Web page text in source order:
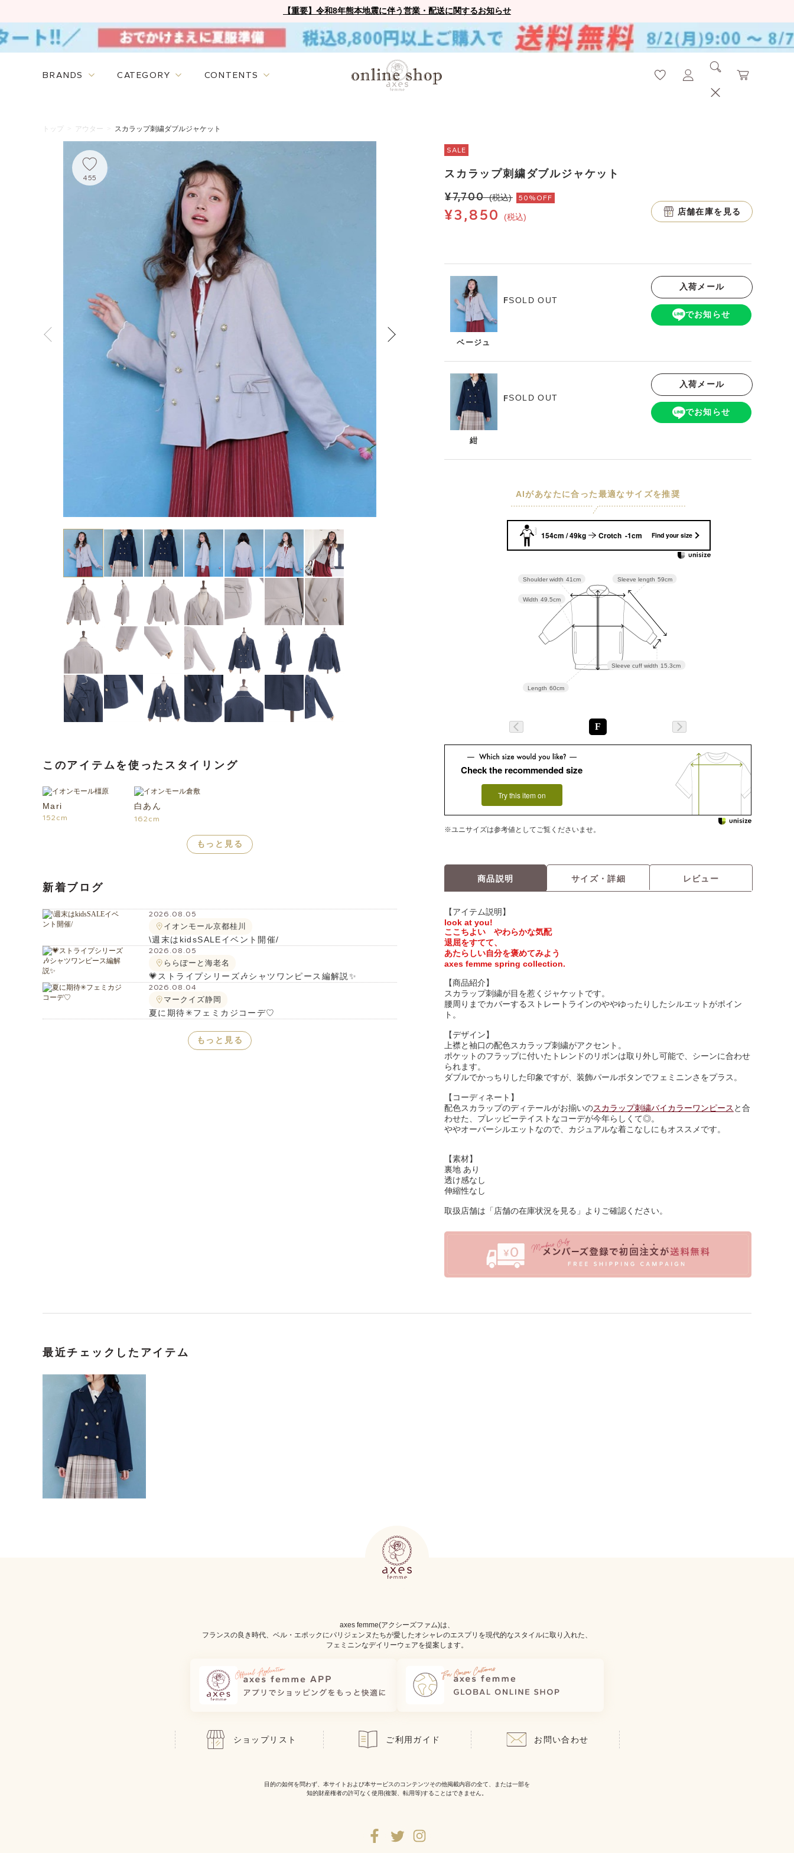
【重要】令和8年熊本地震に伴う営業・配送に関するお知らせ
BRANDS CATEGORY CONTENTS
トップ > アウター > スカラップ刺繍ダブルジャケット
455
このアイテムを使ったスタイリング
Mari
152cm
白あん
162cm
もっと見る
新着ブログ
2026.08.05
イオンモール京都桂川
\週末はkidsSALEイベント開催/
2026.08.05
ららぽーと海老名
💗ストライプシリーズ🎶シャツワンピース編解説✨
2026.08.04
マークイズ静岡
夏に期待✳︎フェミカジコーデ♡
もっと見る
SALE
スカラップ刺繍ダブルジャケット
¥7,700 (税込) 50%OFF
¥3,850 (税込)
店舗在庫を見る
ベージュ
FSOLD OUT
入荷メール
でお知らせ
紺
FSOLD OUT
入荷メール
でお知らせ
AIがあなたに合った最適なサイズを推奨
154cm / 49kg Crotch -1cm Find your size
Sleeve cuff width 15.3cm
Sleeve length 59cm
Length 60cm
Width 49.5cm
Shoulder width 41cm
F
Check the recommended size
Try this item on
※ユニサイズは参考値としてご覧くださいませ。
商品説明 サイズ・詳細 レビュー
【アイテム説明】
look at you!
ここちよい やわらかな気配
退屈をすてて、
あたらしい自分を褒めてみよう
axes femme spring collection.
【商品紹介】
スカラップ刺繍が目を惹くジャケットです。
腰周りまでカバーするストレートラインのややゆったりしたシルエットがポイン
ト。
【デザイン】
上襟と袖口の配色スカラップ刺繍がアクセント。
ポケットのフラップに付いたトレンドのリボンは取り外し可能で、シーンに合わせ
られます。
ダブルでかっちりした印象ですが、装飾パールボタンでフェミニンさをプラス。
【コーディネート】
配色スカラップのディテールがお揃いのスカラップ刺繍バイカラーワンピース と合
わせた、プレッピーテイストなコーデが今年らしくて◎。
ややオーバーシルエットなので、カジュアルな着こなしにもオススメです。
【素材】
裏地 あり
透け感なし
伸縮性なし
取扱店舗は「店舗の在庫状況を見る」よりご確認ください。
最近チェックしたアイテム
axes femme(アクシーズファム)は、
フランスの良き時代、ベル・エポックにパリジェンヌたちが愛したオシャレのエスプリを現代的なスタイルに取り入れた、
フェミニンなデイリーウェアを提案します。
ショップリスト ご利用ガイド お問い合わせ
目的の如何を問わず、本サイトおよび本サービスのコンテンツその他掲載内容の全て、または一部を
知的財産権者の許可なく使用(複製、転用等)することはできません。